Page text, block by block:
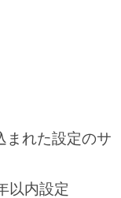
まれた設定のサ
以内設定